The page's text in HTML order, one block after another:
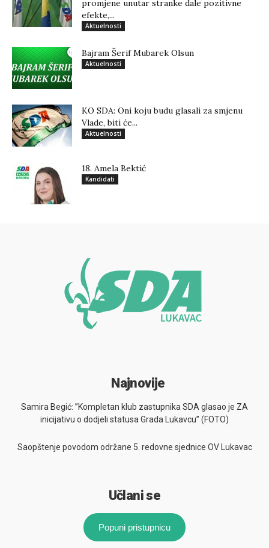
promjene unutar stranke dale pozitivne
efekte,...
Aktuelnosti
Bajram Šerif Mubarek Olsun
Aktuelnosti
KO SDA: Oni koju budu glasali za smjenu
Vlade, biti će...
Aktuelnosti
18. Amela Bektić
Kandidati
Najnovije
Samira Begić: ”Kompletan klub zastupnika SDA glasao je ZA
inicijativu o dodjeli statusa Grada Lukavcu” (FOTO)
Saopštenje povodom održane 5. redovne sjednice OV Lukavac
Učlani se
Popuni pristupnicu